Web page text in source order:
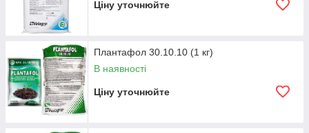
Ціну уточнюйте
Плантафол 30.10.10 (1 кг)
В наявності
Ціну уточнюйте